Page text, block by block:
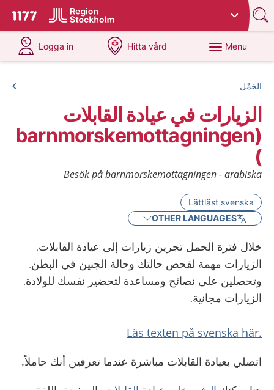
To start page for 1177
Du har valt region
Logga in
at 1177.se
Hitta vård
at 1177.se
Menu
الحَمْل
الزيارات في عيادة القابلات
(barnmorskemottagningen
)
Besök på barnmorskemottagningen - arabiska
Lättläst svenska
OTHER LANGUAGES
خلال فترة الحمل تجرين زيارات إلى عيادة القابلات.
الزيارات مهمة لفحص حالتك وحالة الجنين في البطن.
وتحصلين على نصائح ومساعدة لتحضير نفسك للولادة.
الزيارات مجانية.
.Läs texten på svenska här
اتصلي بعيادة القابلات مباشرة عندما تعرفين أنك حاملاً.